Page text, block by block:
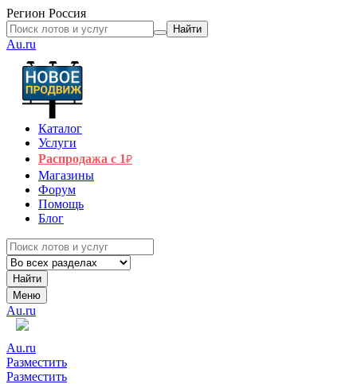
Регион Россия
Найти
Au.ru
Каталог
Услуги
Распродажа с 1₽
Магазины
Форум
Помощь
Блог
Найти
Меню
Au.ru
Au.ru
Разместить
Разместить